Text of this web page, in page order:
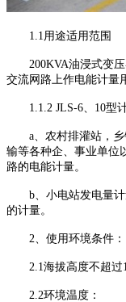
1.1用途适用范围
200KVA油浸式变压
交流网路上作电能计量
1.1.2 JLS-6、10型计
a、农村排灌站，乡
输等各种企、事业单位
路的电能计量。
b、小电站发电量计
的计量。
2、使用环境条件：
2.1海拔高度不超过
2.2环境温度：